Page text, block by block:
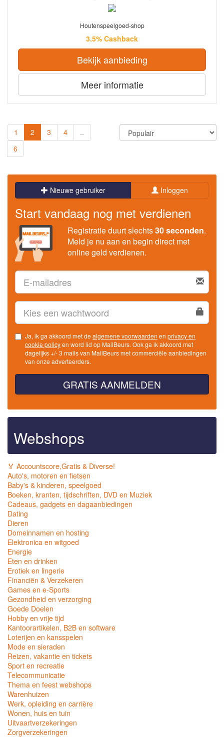
Houtenspeelgoed-shop
3.5% Cashback
Bekijk aanbieding
Meer informatie
1 2 3 4
..
6
Nieuwe gebruiker Inloggen
Start vandaag nog met verdienen
Registratie duurt slechts30 seconden.
Meld je nu aan en begin direct met
online geld verdienen.
Ja, ik ga akkoord met de algemene voorwaarden en privacy en
cookie policy
dagelijks +/- 3 mails van MailBeurs met commerciële aanbiedingen
van onze adverteerders.
GRATIS AANMELDEN
Webshops
🏅 Accountscore,Gratis & Diverse!
Auto's, motoren en fietsen
Baby's & kinderen, speelgoed
Boeken, kranten, tijdschriften, DVD en Muziek
Cadeaus, gadgets en dagaanbiedingen
Dating
Dieren
Domeinnamen en hosting
Elektronica en witgoed
Energie
Eten en drinken
Erotiek en lingerie
Financiën & Verzekeren
Games en e-Sports
Gezondheid en verzorging
Goede Doelen
Hobby en vrije tijd
Kantoorartikelen, B2B en software
Loterijen en kansspelen
Mode en sieraden
Reizen, vakantie en tickets
Sport en recreatie
Telecommunicatie
Thema en feest webshops
Warenhuizen
Werk, opleiding en carrière
Wonen, huis en tuin
Uitvaartverzekeringen
Zorgverzekeringen